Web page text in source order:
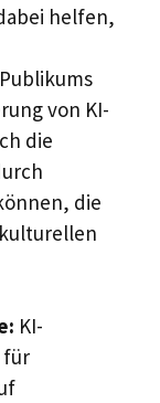
helfen,
von KI-
die
die
KI-
für